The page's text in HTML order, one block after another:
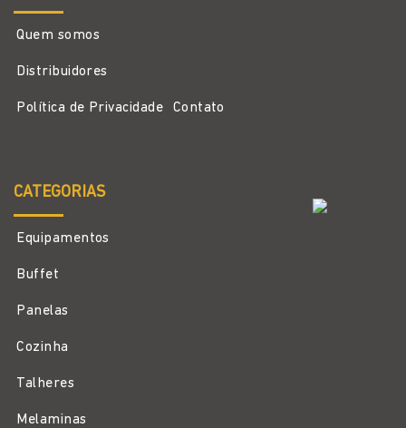
Quem somos
Distribuidores
Política de Privacidade Contato
CATEGORIAS
Equipamentos
Buffet
Panelas
Cozinha
Talheres
Melaminas